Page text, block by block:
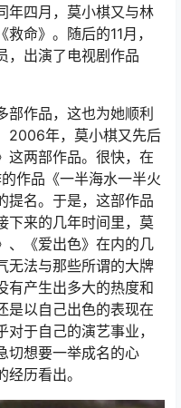
年四月，莫小棋又与林
命》。随后的11月，
，出演了电视剧作品
部作品，这也为她顺利
2006年，莫小棋又先后
这两部作品。很快，在
作品《一半海水一半火
提名。于是，这部作品
下来的几年时间里，莫
、《爱出色》在内的几
无法与那些所谓的大牌
有产生出多大的热度和
是以自己出色的表现在
于自己的演艺事业，
切想要一举成名的心
历看出。